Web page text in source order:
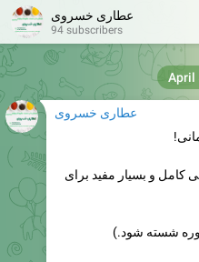
عطاری خسروی
94 subscribers
عطاری خسروی
کامل و بسیار مفید برای
April